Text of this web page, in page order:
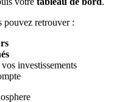
pouvez retrouver :
vos investissements